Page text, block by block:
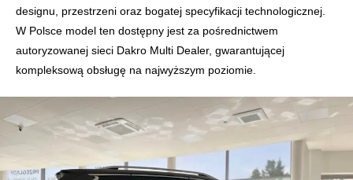
designu, przestrzeni oraz bogatej specyfikacji technologicznej.
W Polsce model ten dostępny jest za pośrednictwem
autoryzowanej sieci Dakro Multi Dealer, gwarantującej
kompleksową obsługę na najwyższym poziomie.